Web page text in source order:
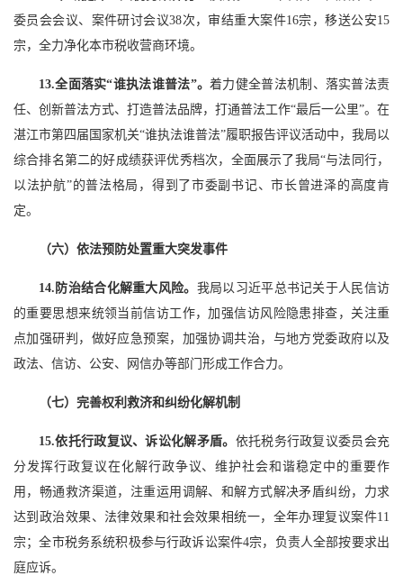
委员会会议、案件研讨会议38次，审结重大案件16宗，移送公安15
宗，全力净化本市税收营商环境。
13.全面落实“谁执法谁普法”。着力健全普法机制、落实普法责
任、创新普法方式、打造普法品牌，打通普法工作“最后一公里”。在
湛江市第四届国家机关“谁执法谁普法”履职报告评议活动中，我局以
综合排名第二的好成绩获评优秀档次，全面展示了我局“与法同行，
以法护航”的普法格局，得到了市委副书记、市长曾进泽的高度肯
定。
（六）依法预防处置重大突发事件
14.防治结合化解重大风险。 我局以习近平总书记关于人民信访
的重要思想来统领当前信访工作，加强信访风险隐患排查，关注重
点加强研判，做好应急预案，加强协调共治，与地方党委政府以及
政法、信访、公安、网信办等部门形成工作合力。
（七）完善权利救济和纠纷化解机制
15.依托行政复议、诉讼化解矛盾。 依托税务行政复议委员会充
分发挥行政复议在化解行政争议、维护社会和谐稳定中的重要作
用，畅通救济渠道，注重运用调解、和解方式解决矛盾纠纷，力求
达到政治效果、法律效果和社会效果相统一，全年办理复议案件11
宗；全市税务系统积极参与行政诉讼案件4宗，负责人全部按要求出
庭应诉。